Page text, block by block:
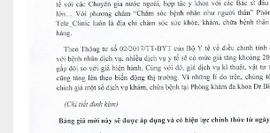
Các chuyên khoa tại Phòng khám
Nội
Ngoại
Sản - Phụ Khoa